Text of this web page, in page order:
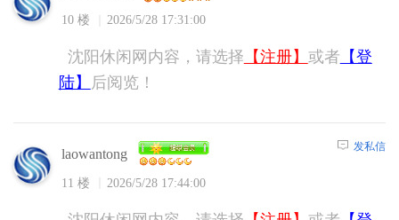
10 楼 2026/5/28 17:31:00
沈阳休闲网内容，请选择 【注册】 或者 【登
陆】
后阅览！
laowantong
11 楼 2026/5/28 17:44:00
发私信